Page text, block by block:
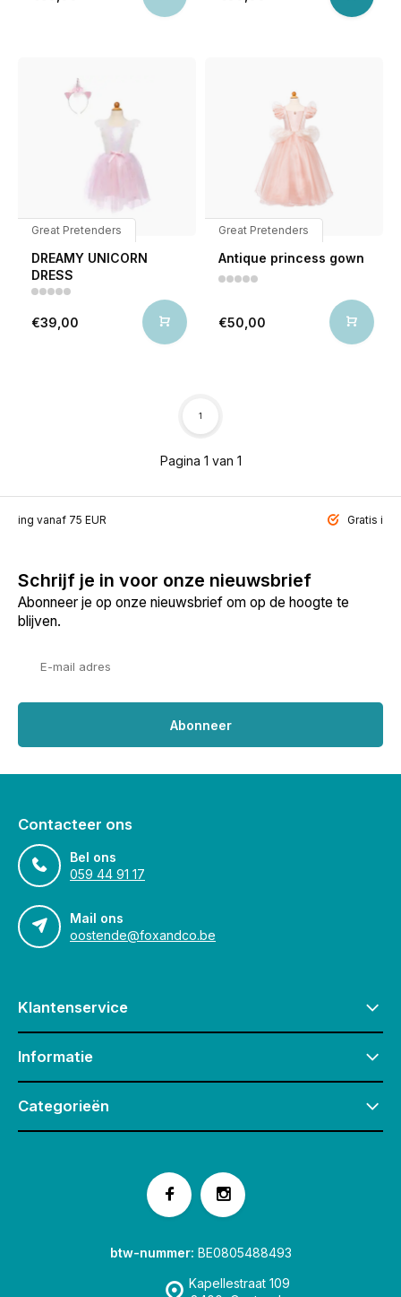
Great Pretenders
DREAMY UNICORN
DRESS
€39,00
Great Pretenders
Antique princess gown
€50,00
Pagina 1 van 1
1
vanaf 75 EUR Gratis
Schrijf je in voor onze nieuwsbrief
Abonneer je op onze nieuwsbrief om op de hoogte te
blijven.
Abonneer
Contacteer ons
Bel ons
059 44 91 17
Mail ons
oostende@foxandco.be
Klantenservice
Informatie
Categorieën
Kapellestraat 109
btw-nummer: BE0805488493